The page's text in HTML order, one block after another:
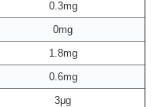
0.3mg
0mg
1.8mg
0.6mg
3μg